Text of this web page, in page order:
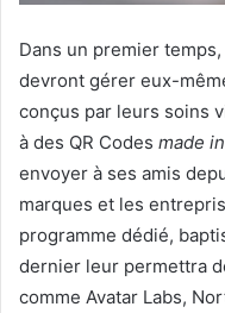
Dans un premier
devront gérer eux-
conçus par leurs soins
à des QR Codes made
envoyer à ses amis
marques et les
programme dédié,
dernier leur permettra
comme Avatar Labs,